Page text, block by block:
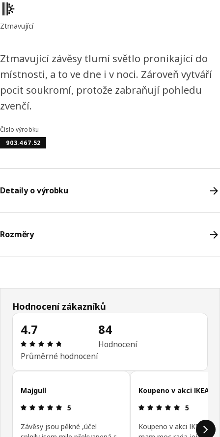
Vlastnosti výrobku
Ztmavující
Ztmavující závěsy tlumí světlo pronikající do
místnosti, a to ve dne i v noci. Zároveň vytváří
pocit soukromí, protože zabraňují pohledu
zvenčí.
Číslo výrobku
903.467.52
Detaily o výrobku
Rozměry
Hodnocení zákazníků
4.7
Hodnocení výrobku: 4.7 z 5 hvězdičky/
Průměrné hodnocení
84
Hodnocení
Přeskočit recenze zákazníků
Majgull
Hodnocení výrobku: 5 z 5 hvězdičky/hvězdiček
5
Závěsy jsou pěkné ,účel
Koupeno v akci IKEA
5
Koupeno v akci IKEA